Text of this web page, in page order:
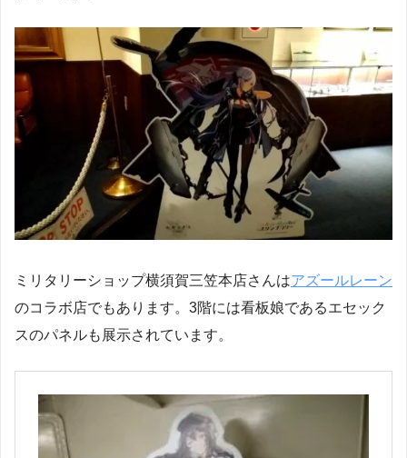
ミリタリーショップ横須賀三笠本店さんはアズールレーン
のコラボ店でもあります。3階には看板娘であるエセック
スのパネルも展示されています。